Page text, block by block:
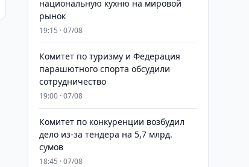
национальную кухню на мировой
рынок
19:15 · 07/08
Комитет по туризму и Федерация
парашютного спорта обсудили
сотрудничество
19:00 · 07/08
Комитет по конкуренции возбудил
дело из-за тендера на 5,7 млрд.
сумов
18:45 · 07/08